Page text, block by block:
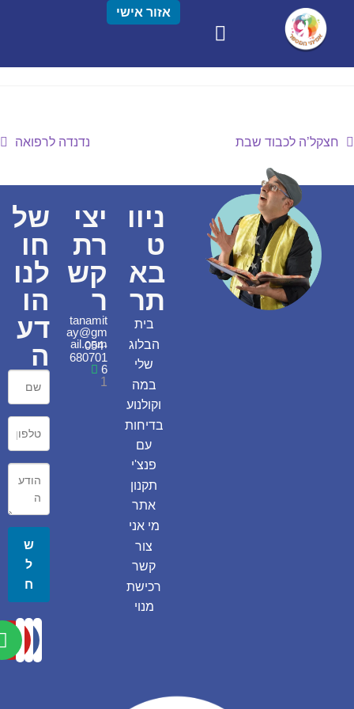
אזור אישי
חצקל’ה לכבוד שבת נדנדה לרפואה
ניוו
ט
בא
תר
בית
הבלוג
שלי
במה
וקולנוע
בדיחות
עם
פנצ'י
תקנון
אתר
מי אני
צור
קשר
רכישת
מנוי
יצי
רת
קש
ר
tanamit
ay@gm
ail.com
054-
680701
6
1
של
חו
לנו
הו
דע
ה
ש
ל
ח